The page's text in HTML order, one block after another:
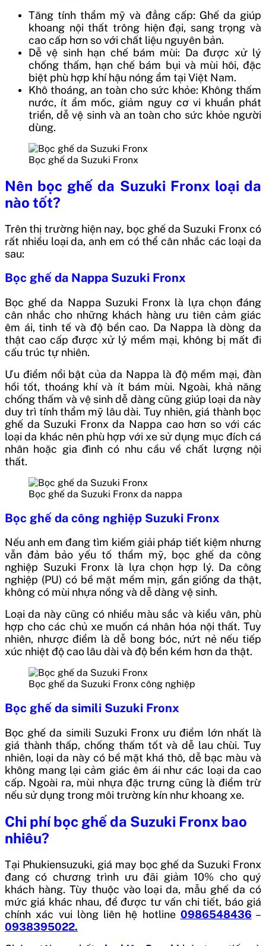
Tăng tính thẩm mỹ và đẳng cấp: Ghế da giúp
khoang nội thất trông hiện đại, sang trọng và
cao cấp hơn so với chất liệu nguyên bản.
Dễ vệ sinh hạn chế bám mùi: Da được xử lý
chống thấm, hạn chế bám bụi và mùi hôi, đặc
biệt phù hợp khí hậu nóng ẩm tại Việt Nam.
Khô thoáng, an toàn cho sức khỏe: Không thấm
nước, ít ẩm mốc, giảm nguy cơ vi khuẩn phát
triển, dễ vệ sinh và an toàn cho sức khỏe người
dùng.
Bọc ghế da Suzuki Fronx
Nên bọc ghế da Suzuki Fronx loại da
nào tốt?
Trên thị trường hiện nay, bọc ghế da Suzuki Fronx có
rất nhiều loại da, anh em có thể cân nhắc các loại da
sau:
Bọc ghế da Nappa Suzuki Fronx
Bọc ghế da Nappa Suzuki Fronx là lựa chọn đáng
cân nhắc cho những khách hàng ưu tiên cảm giác
êm ái, tinh tế và độ bền cao. Da Nappa là dòng da
thật cao cấp được xử lý mềm mại, không bị mất đi
cấu trúc tự nhiên.
Ưu điểm nổi bật của da Nappa là độ mềm mại, đàn
hồi tốt, thoáng khí và ít bám mùi. Ngoài, khả năng
chống thấm và vệ sinh dễ dàng cũng giúp loại da này
duy trì tính thẩm mỹ lâu dài. Tuy nhiên, giá thành bọc
ghế da Suzuki Fronx da Nappa cao hơn so với các
loại da khác nên phù hợp với xe sử dụng mục đích cá
nhân hoặc gia đình có nhu cầu về chất lượng nội
thất.
Bọc ghế da Suzuki Fronx da nappa
Bọc ghế da công nghiệp Suzuki Fronx
Nếu anh em đang tìm kiếm giải pháp tiết kiệm nhưng
vẫn đảm bảo yếu tố thẩm mỹ, bọc ghế da công
nghiệp Suzuki Fronx là lựa chọn hợp lý. Da công
nghiệp (PU) có bề mặt mềm mịn, gần giống da thật,
không có mùi nhựa nồng và dễ dàng vệ sinh.
Loại da này cũng có nhiều màu sắc và kiểu vân, phù
hợp cho các chủ xe muốn cá nhân hóa nội thất. Tuy
nhiên, nhược điểm là dễ bong bóc, nứt nẻ nếu tiếp
xúc nhiệt độ cao lâu dài và độ bền kém hơn da thật.
Bọc ghế da Suzuki Fronx công nghiệp
Bọc ghế da simili Suzuki Fronx
Bọc ghế da simili Suzuki Fronx ưu điểm lớn nhất là
giá thành thấp, chống thấm tốt và dễ lau chùi. Tuy
nhiên, loại da này có bề mặt khá thô, dễ bạc màu và
không mang lại cảm giác êm ái như các loại da cao
cấp. Ngoài ra, mùi nhựa đặc trưng cũng là điểm trừ
nếu sử dụng trong môi trường kín như khoang xe.
Chi phí bọc ghế da Suzuki Fronx bao
nhiêu?
Tại Phukiensuzuki, giá may bọc ghế da Suzuki Fronx
đang có chương trình ưu đãi giảm 10% cho quý
khách hàng. Tùy thuộc vào loại da, mẫu ghế da có
mức giá khác nhau, để được tư vấn chi tiết, báo giá
chính xác vui lòng liên hệ hotline 0986548436 –
0938395022.